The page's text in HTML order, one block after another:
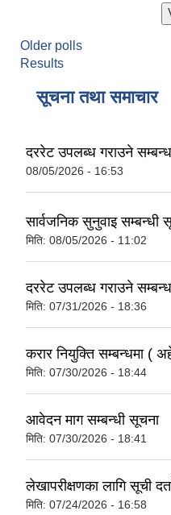
Older polls
Results
सूचना तथा समाचार
दररेट उपलब्ध गराउने
08/05/2026 - 16:53
सार्वजनिक सुनुवाइ सम्बन्धी
मिति: 08/05/2026 - 11:02
दररेट उपलब्ध गराउने
मिति: 07/31/2026 - 18:36
करार नियुक्ति सम्बन्धमा (
मिति: 07/30/2026 - 18:44
आवेदन माग सम्बन्धी सूचना
मिति: 07/30/2026 - 18:41
लेखापरीक्षणका लागि सूची
मिति: 07/24/2026 - 16:58